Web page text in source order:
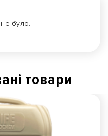
не було.
товари